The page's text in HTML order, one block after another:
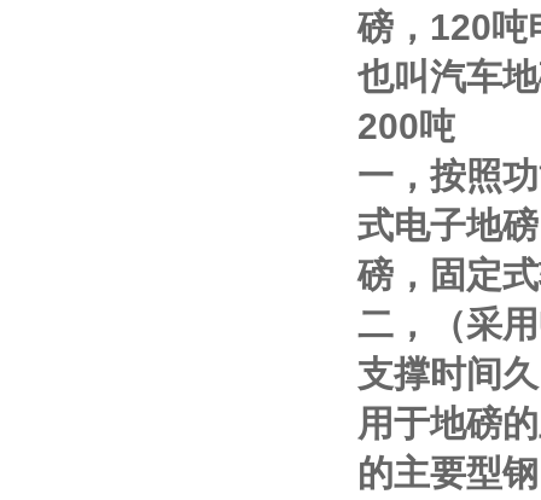
磅， 120吨
也叫汽车
200吨
一，按照
式电子地
磅，固定
二，（采用
支撑时间
用于地磅
的主要型